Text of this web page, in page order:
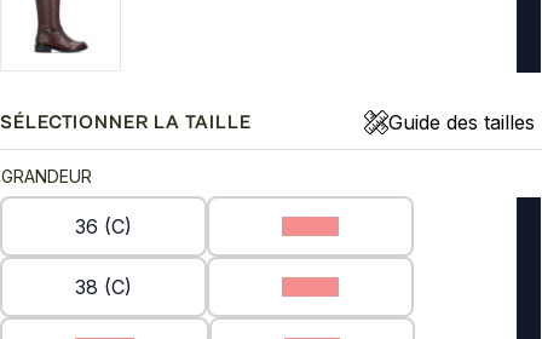
SÉLECTIONNER LA TAILLE Guide des tailles
GRANDEUR
36 (C)
38 (C)